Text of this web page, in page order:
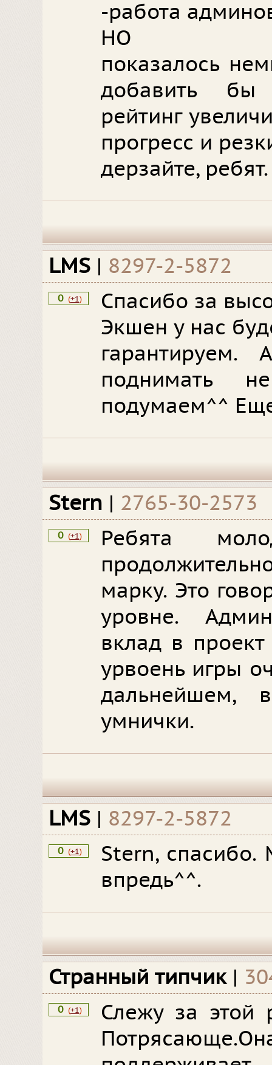
-работа
НО
показалось
добавить бы
рейтинг
прогресс и
дерзайте, ребят.
LMS | 8297-2-5872
0 (+1)
Спасибо за
Экшен у нас
гарантируем.
поднимать
подумаем^^
Stern | 2765-30-2573
0 (+1)
Ребята
марку. Это
уровне.
вклад в
урвоень игры
дальнейшем,
умнички.
LMS | 8297-2-5872
0 (+1)
Stern, спасибо.
впредь^^.
Странный типчик |
0 (+1)
Слежу за этой